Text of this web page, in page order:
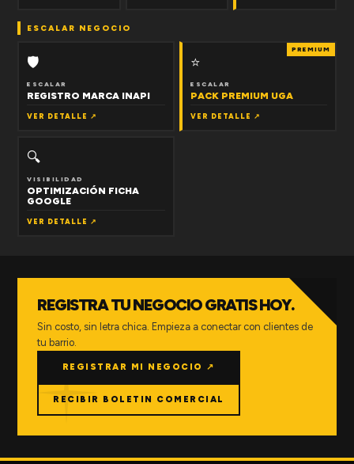
ESCALAR NEGOCIO
🛡
ESCALAR
REGISTRO MARCA INAPI
VER DETALLE ↗
PREMIUM
⭐
ESCALAR
PACK PREMIUM UGA
VER DETALLE ↗
🔍
VISIBILIDAD
OPTIMIZACIÓN FICHA
GOOGLE
VER DETALLE ↗
REGISTRA TU NEGOCIO GRATIS HOY.
Sin costo, sin letra chica. Empieza a conectar con clientes de
tu barrio.
REGISTRAR MI NEGOCIO ↗
RECIBIR BOLETIN COMERCIAL